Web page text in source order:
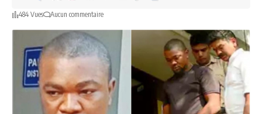
484 Vues Aucun commentaire